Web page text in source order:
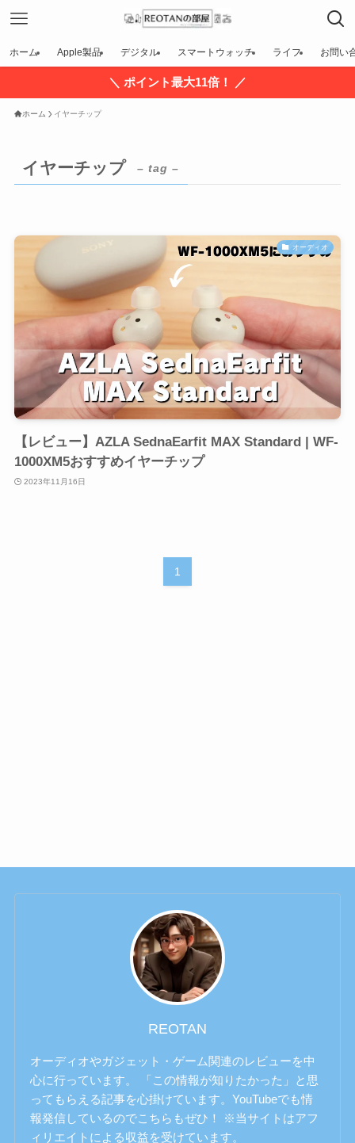
ホーム Apple製品 デジタル スマートウォッチ ライフ お問い
＼ ポイント最大11倍！ ／
ホーム イヤーチップ
イヤーチップ – tag –
オーディオ
【レビュー】AZLA SednaEarfit MAX Standard | WF-
1000XM5おすすめイヤーチップ
2023年11月16日
1
REOTAN
オーディオやガジェット・ゲーム関連のレビューを中
心に行っています。 「この情報が知りたかった」と思
ってもらえる記事を心掛けています。YouTubeでも情
報発信しているのでこちらもぜひ！ ※当サイトはアフ
ィリエイトによる収益を受けています。